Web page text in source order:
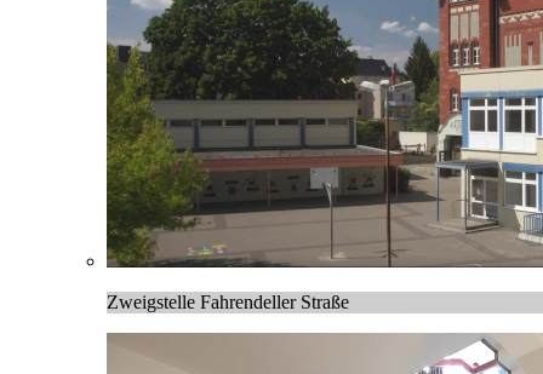
Zweigstelle Fahrendeller Straße